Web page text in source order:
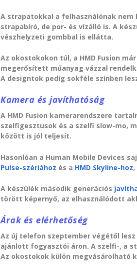
A strapatokkal a felhasználónak nem
strapabíró, de por- és vízálló is. A
vészhelyzeti gombbal is ellátta.
Az okostokokon túl, a HMD Fusion
megerősített műanyag vázzal
A designtok pedig sokféle színben
Kamera és javíthatóság
A HMD Fusion kamerarendszere
szelfigesztusok és a szelfi slow-mo,
között is jól teljesít.
Hasonlóan a Human Mobile Devices
Pulse-szériához és a HMD Skyline-hoz
A készülék második generációs
törött képernyő, az elhasználódott
Árak és elérhetőség
Az új telefon szeptember végétől lesz
ajánlott fogyasztói áron. A szelfi-, a
Az okostokok külön megvásárolható